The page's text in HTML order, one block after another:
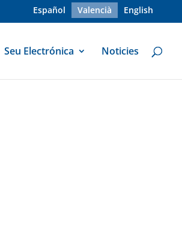
Español Valencià English
Seu Electrónica Noticies